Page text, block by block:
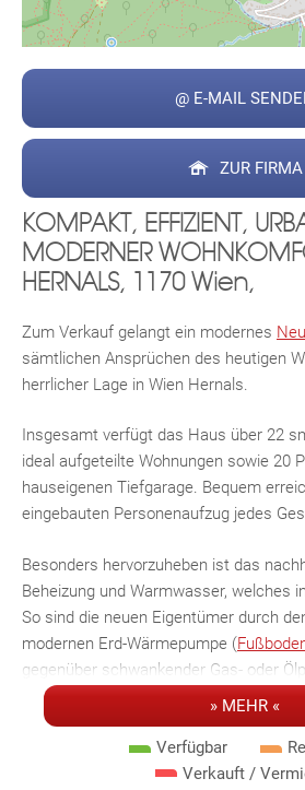
@ E-MAIL
ZUR FIRMA
KOMPAKT, EFFIZIENT,
MODERNER
HERNALS, 1170 Wien,
Zum Verkauf gelangt ein modernes
sämtlichen Ansprüchen des heutigen
herrlicher Lage in Wien Hernals.
Insgesamt verfügt das Haus über 22
ideal aufgeteilte Wohnungen sowie 20
hauseigenen Tiefgarage. Bequem
eingebauten Personenaufzug jedes
Besonders hervorzuheben ist das
Beheizung und Warmwasser, welches
So sind die neuen Eigentümer durch
modernen Erd-Wärmepumpe (
gegenüber schwankender Gas- oder
Kalkulation der monatlichen Kosten
wird. Zusätzlich sind alle Wohnungen
sowie Außenjalousien ausgestattet.
» MEHR «
Verfügbar
Verkauft /